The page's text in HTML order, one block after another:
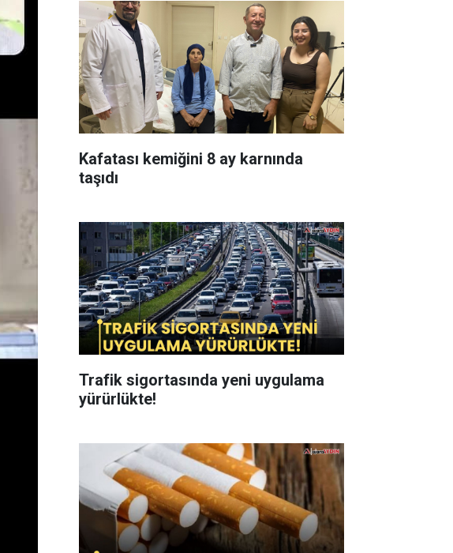
Kafatası kemiğini 8 ay karnında
taşıdı
Trafik sigortasında yeni uygulama
yürürlükte!